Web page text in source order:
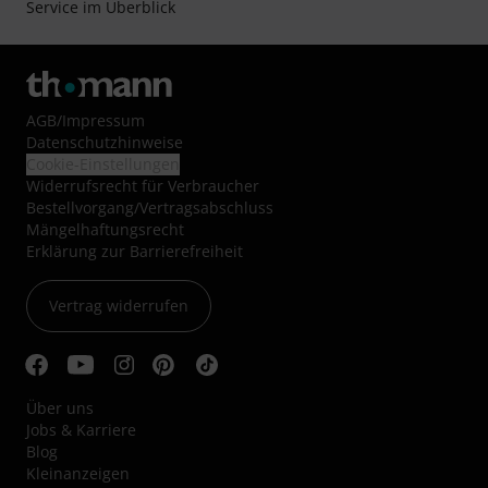
Service im Überblick
AGB/Impressum
Datenschutzhinweise
Widerrufsrecht für Verbraucher
Bestellvorgang/Vertragsabschluss
Mängelhaftungsrecht
Erklärung zur Barrierefreiheit
Vertrag widerrufen
Über uns
Jobs & Karriere
Blog
Kleinanzeigen